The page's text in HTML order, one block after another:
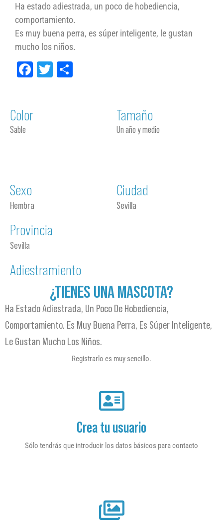
Ha estado adiestrada, un poco de hobediencia,
comportamiento.
Es muy buena perra, es súper inteligente, le gustan
mucho los niños.
Facebook
Twitter
Color
Sable
Tamaño
Un año y medio
Sexo
Hembra
Ciudad
Sevilla
Provincia
Sevilla
Adiestramiento
¿TIENES UNA MASCOTA?
Ha Estado Adiestrada, Un Poco De Hobediencia,
Comportamiento. Es Muy Buena Perra, Es Súper Inteligente,
Le Gustan Mucho Los Niños.
Registrarlo es muy sencillo.
Crea tu usuario
Sólo tendrás que introducir los datos básicos para contacto